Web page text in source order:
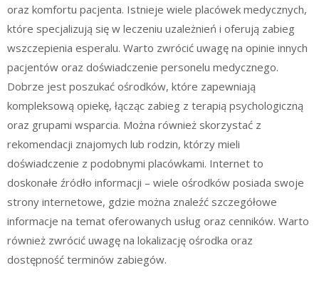
oraz komfortu pacjenta. Istnieje wiele placówek medycznych,
które specjalizują się w leczeniu uzależnień i oferują zabieg
wszczepienia esperalu. Warto zwrócić uwagę na opinie innych
pacjentów oraz doświadczenie personelu medycznego.
Dobrze jest poszukać ośrodków, które zapewniają
kompleksową opiekę, łącząc zabieg z terapią psychologiczną
oraz grupami wsparcia. Można również skorzystać z
rekomendacji znajomych lub rodzin, którzy mieli
doświadczenie z podobnymi placówkami. Internet to
doskonałe źródło informacji – wiele ośrodków posiada swoje
strony internetowe, gdzie można znaleźć szczegółowe
informacje na temat oferowanych usług oraz cenników. Warto
również zwrócić uwagę na lokalizację ośrodka oraz
dostępność terminów zabiegów.